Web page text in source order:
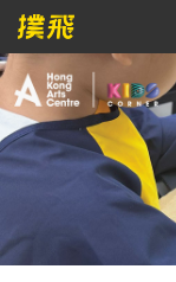
節目
主辦單位
條款及細則